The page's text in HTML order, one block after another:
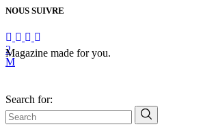
NOUS SUIVRE
Magazine made for you.
Search for: